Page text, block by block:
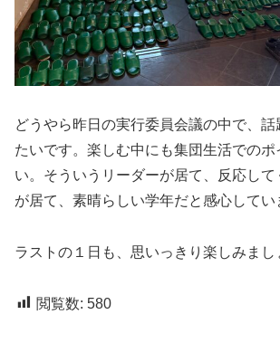
どうやら昨日の実行委員会議の中で、
たいです。楽しむ中にも集団生活でのポ
い。そういうリーダーが居て、反応し
が居て、素晴らしい学年だと感心してい
ラストの１日も、思いっきり楽しみまし
閲覧数: 580